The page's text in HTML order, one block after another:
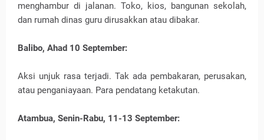
menghambur di jalanan. Toko, kios, bangunan sekolah,
dan rumah dinas guru dirusakkan atau dibakar.
Balibo, Ahad 10 September:
Aksi unjuk rasa terjadi. Tak ada pembakaran, perusakan,
atau penganiayaan. Para pendatang ketakutan.
Atambua, Senin-Rabu, 11-13 September: